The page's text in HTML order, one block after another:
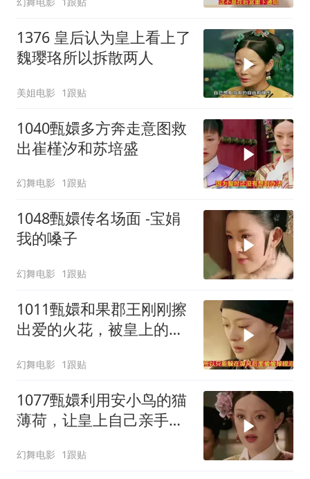
1376 皇后认为皇上看上了
魏璎珞所以拆散两人
美姐电影 1跟贴
1040甄嬛多方奔走意图救
出崔槿汐和苏培盛
幻舞电影 1跟贴
1048甄嬛传名场面 -宝娟
我的嗓子
幻舞电影 1跟贴
1011甄嬛和果郡王刚刚擦
出爱的火花，被皇上的到
幻舞电影 1跟贴
1077甄嬛利用安小鸟的猫
薄荷，让皇上自己亲手杖
幻舞电影 1跟贴